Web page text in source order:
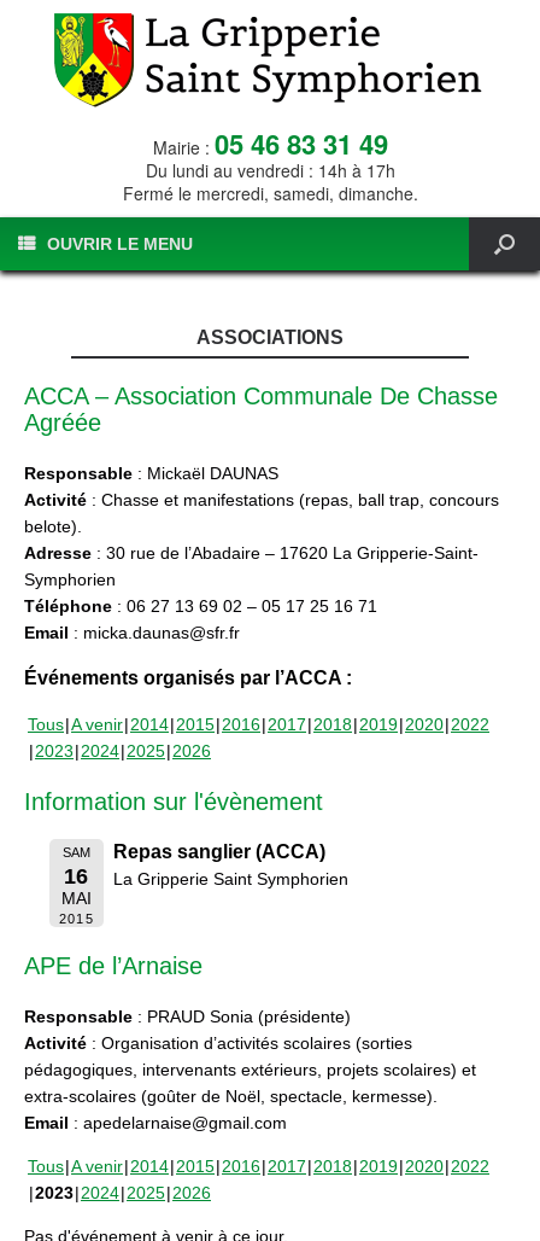
Mairie : 05 46 83 31 49
Du lundi au vendredi : 14h à 17h
Fermé le mercredi, samedi, dimanche.
OUVRIR LE MENU
ASSOCIATIONS
ACCA – Association Communale De Chasse
Agréée
Responsable : Mickaël DAUNAS
Activité : Chasse et manifestations (repas, ball trap, concours
belote).
Adresse : 30 rue de l’Abadaire – 17620 La Gripperie-Saint-
Symphorien
Téléphone : 06 27 13 69 02 – 05 17 25 16 71
Email : micka.daunas@sfr.fr
Événements organisés par l’ACCA :
Tous A venir 2014 2015 2016 2017 2018 2019 2020 2022
2023 2024 2025 2026
Information sur l'évènement
SAM
16
MAI
2015
Repas sanglier (ACCA)
La Gripperie Saint Symphorien
APE de l’Arnaise
Responsable : PRAUD Sonia (présidente)
Activité : Organisation d’activités scolaires (sorties
pédagogiques, intervenants extérieurs, projets scolaires) et
extra-scolaires (goûter de Noël, spectacle, kermesse).
Email : apedelarnaise@gmail.com
Tous A venir 2014 2015 2016 2017 2018 2019 2020 2022
2023 2024 2025 2026
Pas d'événement à venir à ce jour.